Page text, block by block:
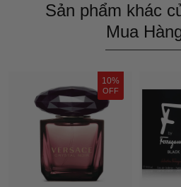
Sản phẩm khác
Mua
10%
OFF